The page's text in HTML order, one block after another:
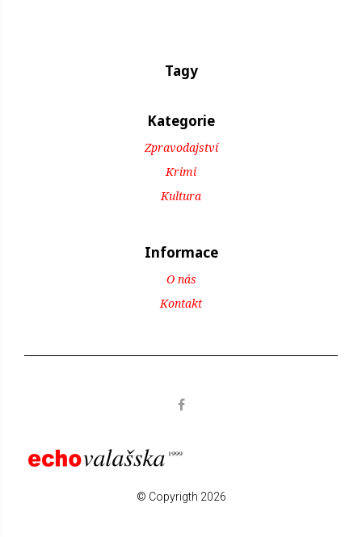
Tagy
Kategorie
Zpravodajství
Krimi
Kultura
Informace
O nás
Kontakt
© Copyrigth 2026